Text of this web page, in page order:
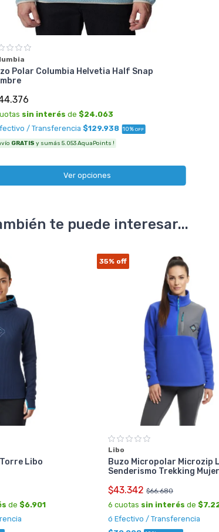
Polar Columbia Helvetia Half Snap
sin interés de$24.063
/ Transferencia$129.938 10%OFF
GRATIS y sumás 5.053 AquaPoints !
Ver opciones
te puede interesar...
Libo
de $6.901
35% off
Libo
Buzo Micropolar Microzip
Senderismo Trekking Mujer
$43.342 $66.680
6 cuotas sin interés de
ó Efectivo / Transferencia